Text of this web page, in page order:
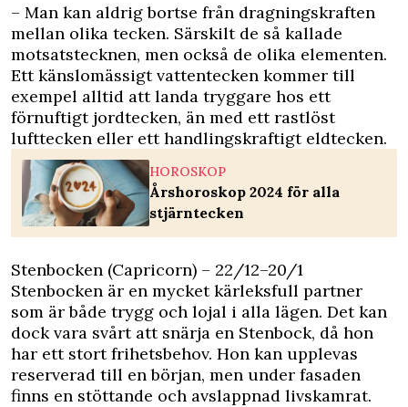
– Man kan aldrig bortse från dragningskraften
mellan olika tecken. Särskilt de så kallade
motsatstecknen, men också de olika elementen.
Ett känslomässigt vattentecken kommer till
exempel alltid att landa tryggare hos ett
förnuftigt jordtecken, än med ett rastlöst
lufttecken eller ett handlingskraftigt eldtecken.
HOROSKOP
Årshoroskop 2024 för alla
stjärntecken
Stenbocken (Capricorn) – 22/12–20/1
Stenbocken är en mycket kärleksfull partner
som är både trygg och lojal i alla lägen. Det kan
dock vara svårt att snärja en Stenbock, då hon
har ett stort frihetsbehov. Hon kan upplevas
reserverad till en början, men under fasaden
finns en stöttande och avslappnad livskamrat.